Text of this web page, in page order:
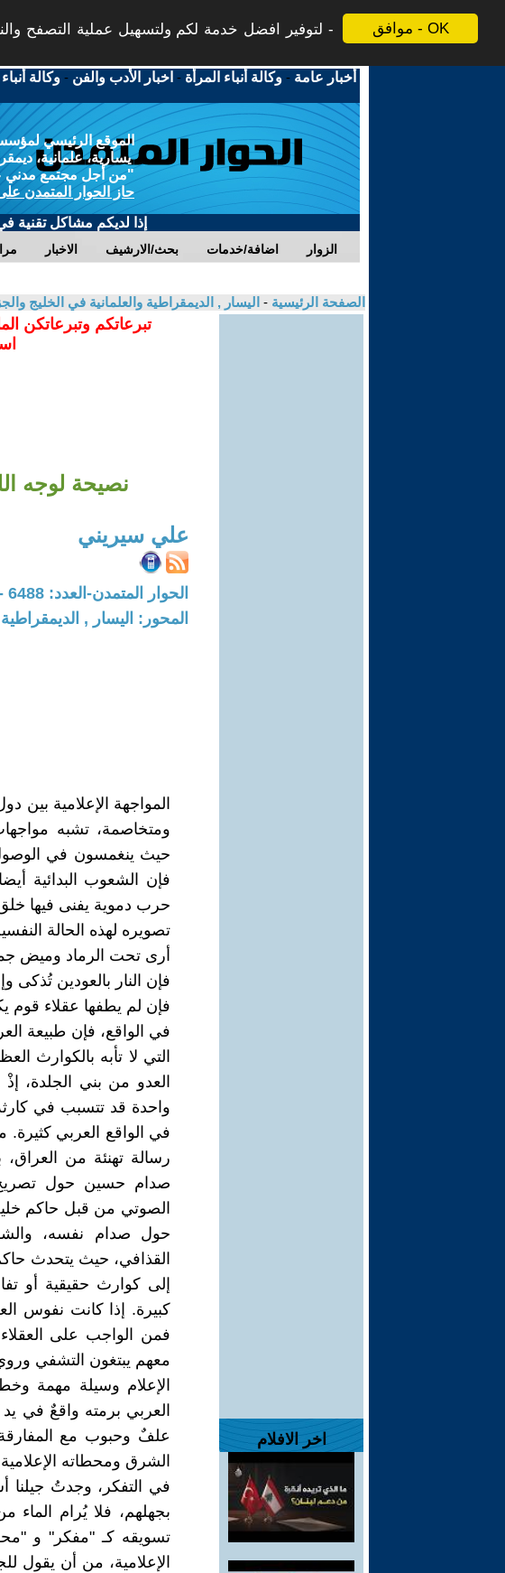
موافق - OK
لتوفير افضل خدمة لكم ولتسهيل عملية التصفح
أخبار عامة -وكالة أنباء المرأة - اخبار الأدب والفن -وكالة
الموقع الرئيسي
يسارية، علمانية،
"من أجل مجتمع مدني
حاز الحوار المتمدن
إذا لديكم مشاكل تقنية
الاخبار بحث/الارشيف اضافة/خدمات الزوار
الصفحة الرئيسية - اليسار , الديمقراطية والعلمانية في الخليج
اخر الافلام
تبرعاتكم وتبرعاتكن
نصيحة لوجه
علي سيريني
الحوار المتمدن-العدد: 6488 - 2020 / 2 / 10 - 17:07
المحور: اليسار ,
المواجهة الإعلامية بين
ومتخاصمة، تشبه
حيث ينغمسون في الوصول
فإن الشعوب البدائية
حرب دموية يفنى فيها
تصويره لهذه الحالة
أرى تحت الرماد وميض
فإن النار بالعودين تُذكى
فإن لم يطفها عقلاء قوم
في الواقع، فإن طبيعة
التي لا تأبه بالكوارث
العدو من بني الجلدة،
واحدة قد تتسبب في كارثة
رسالة تهنئة من
صدام حسين حول تصريح
الصوتي من قبل حاكم
حول صدام نفسه،
القذافي، حيث يتحدث
إلى كوارث حقيقية أو
كبيرة. إذا كانت نفوس
فمن الواجب على
معهم يبتغون التشفي
الإعلام وسيلة مهمة
العربي برمته واقعٌ في
علفٌ وحبوب مع
الشرق ومحطاته
في التفكر، وجدتُ جيلنا
بجهلهم، فلا يُرام
تسويقه كـ "مفكر" و
الإعلامية، من أن يقول